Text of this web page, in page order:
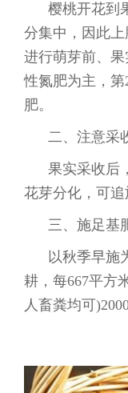
樱桃开花到果
分集中，因此
进行萌芽前、
性氮肥为主，
肥。
二、注意采收
果实采收后
花芽分化，可
三、施足基
以秋季早施为
耕，每667平方
人畜粪均可